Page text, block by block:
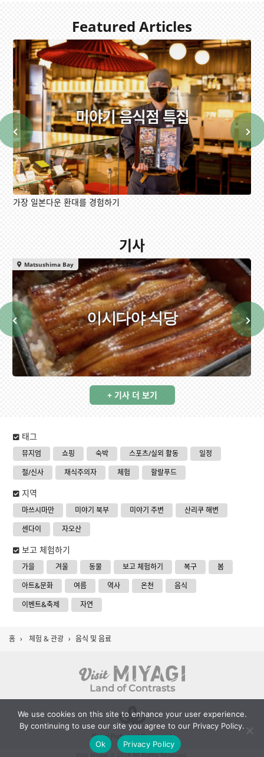
Featured Articles
미야기 음식점 특집
가장 일본다운 환대를 경험하기
기사
Matsushima Bay
이시다야 식당
+ 기사 더 보기
태그
뮤지엄 쇼핑 숙박 스포츠/실외 활동
일정
절/신사
채식주의자 체험 할랄푸드
지역
마쓰시마만 미야기 북부 미야기 주변
산리쿠 해변
센다이
자오산
보고 체험하기
가을 겨울 동물 보고 체험하기 복구
봄
아트&문화
여름 역사 온천
음식
이벤트&축제
자연
홈 › 체험 & 관광 › 음식 및 음료
Land of Contrasts
Miyagi Prefectural Government
Visit Miyagi © 2018 All Rights Reserved.
We use cookies on this site to enhance your user experience.
By continuing to use our site you agree to our Privacy Policy.
Ok
Privacy Policy